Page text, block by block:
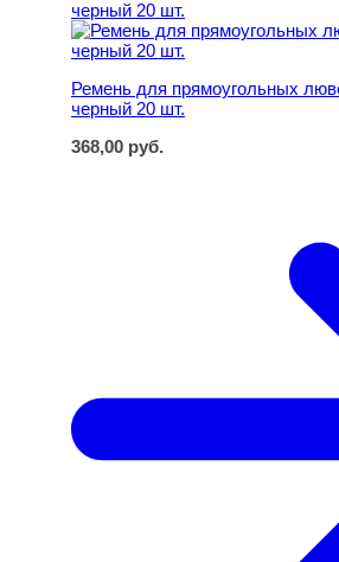
Ремень для прямоугольных
черный 20 шт.
368,00 руб.